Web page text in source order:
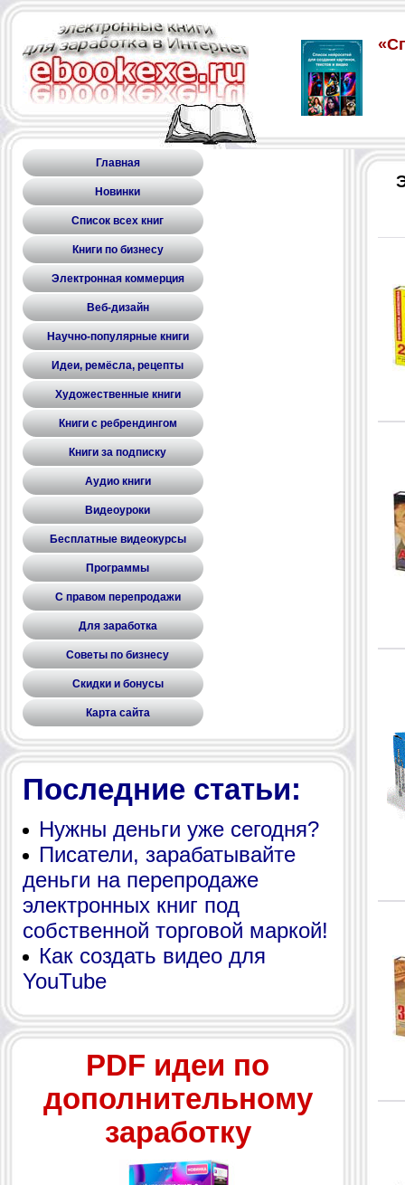
Главная
Новинки
Список всех книг
Книги по бизнесу
Электронная коммерция
Веб-дизайн
Научно-популярные книги
Идеи, ремёсла, рецепты
Художественные книги
Книги с ребрендингом
Книги за подписку
Аудио книги
Видеоуроки
Бесплатные видеокурсы
Программы
С правом перепродажи
Для заработка
Советы по бизнесу
Скидки и бонусы
Карта сайта
Последние статьи:
Нужны деньги уже сегодня?
Писатели, зарабатывайте
деньги на перепродаже
электронных книг под
собственной торговой маркой!
Как создать видео для
YouTube
PDF идеи по
дополнительному
заработку